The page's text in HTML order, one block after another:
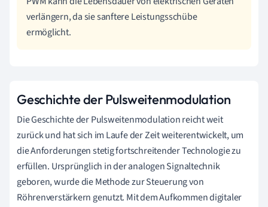
verlängern, da sie sanftere Leistungsschübe
ermöglicht.
Geschichte der Pulsweitenmodulation
Die Geschichte der Pulsweitenmodulation reicht weit
zurück und hat sich im Laufe der Zeit weiterentwickelt, um
die Anforderungen stetig fortschreitender Technologie zu
erfüllen. Ursprünglich in der analogen Signaltechnik
geboren, wurde die Methode zur Steuerung von
Röhrenverstärkern genutzt. Mit dem Aufkommen digitaler